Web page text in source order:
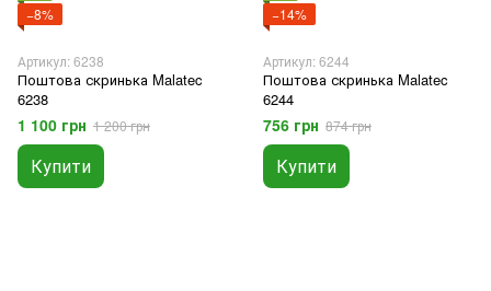
−8%
Артикул: 6238
Поштова скринька Malatec
6238
1 100 грн 1 200 грн
Купити
−14%
Артикул: 6244
Поштова скринька Malatec
6244
756 грн 874 грн
Купити